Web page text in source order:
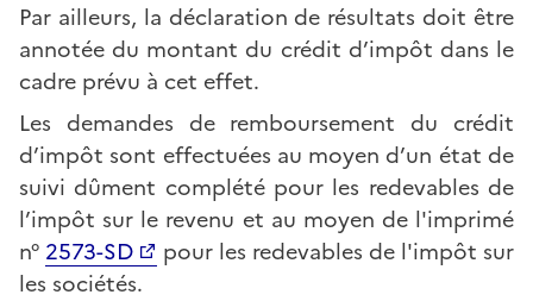
Par ailleurs, la déclaration de résultats doit être
annotée du montant du crédit d’impôt dans le
cadre prévu à cet effet.
Les demandes de remboursement du crédit
d’impôt sont effectuées au moyen d’un état de
suivi dûment complété pour les redevables de
l’impôt sur le revenu et au moyen de l'imprimé
n° 2573-SD
pour les redevables de l'impôt sur
les sociétés.